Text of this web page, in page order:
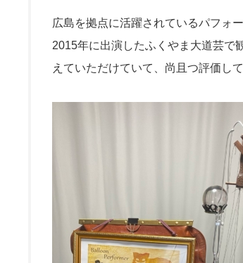
広島を拠点に活躍されているパフォ
2015年に出演したふくやま大道芸で
えていただけていて、尚且つ評価し